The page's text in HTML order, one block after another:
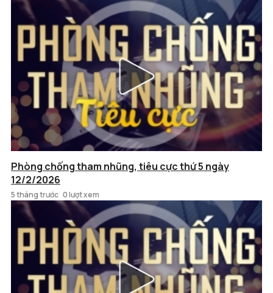
Phòng chống tham nhũng, tiêu cực thứ 5 ngày
12/2/2026
5 tháng trước 0 lượt xem